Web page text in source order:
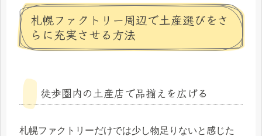
札幌ファクトリー周辺で土産選びをさ
らに充実させる方法
徒歩圏内の土産店で品揃えを広げる
札幌ファクトリーだけでは少し物足りないと感じた